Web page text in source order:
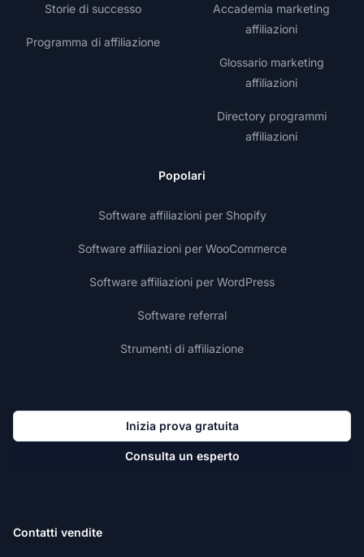
Storie di successo
Programma di affiliazione
Accademia marketing
affiliazioni
Glossario marketing
affiliazioni
Directory programmi
affiliazioni
Popolari
Software affiliazioni per Shopify
Software affiliazioni per WooCommerce
Software affiliazioni per WordPress
Software referral
Strumenti di affiliazione
Inizia prova gratuita
Consulta un esperto
Contatti vendite